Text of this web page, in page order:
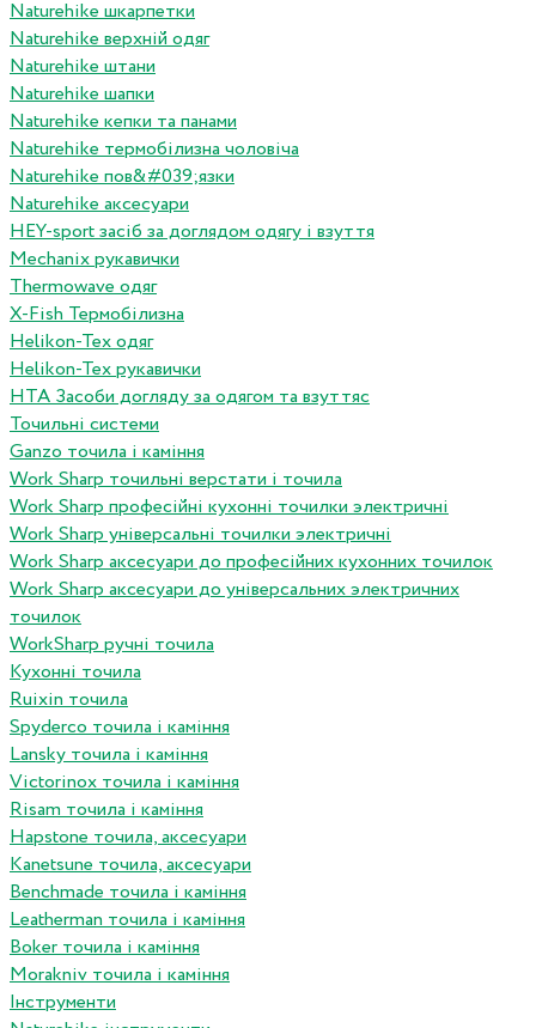
Naturehike шкарпетки
Naturehike верхній одяг
Naturehike штани
Naturehike шапки
Naturehike кепки та панами
Naturehike термобілизна чоловіча
Naturehike пов&#039;язки
Naturehike аксесуари
HEY-sport засіб за доглядом одягу і взуття
Mechanix рукавички
Thermowave одяг
X-Fish Термобілизна
Helikon-Tex одяг
Helikon-Tex рукавички
HTA Засоби догляду за одягом та взуттяс
Точильні системи
Ganzo точила і каміння
Work Sharp точильні верстати і точила
Work Sharp професiйнi кухоннi точилки электричнi
Work Sharp унiверсальнi точилки электричнi
Work Sharp аксесуари до професiйних кухонних точилок
Work Sharp аксесуари до унiверсальних электричних
точилок
WorkSharp ручні точила
Кухонні точила
Ruixin точила
Spyderco точила і каміння
Lansky точила і каміння
Victorinox точила і каміння
Risam точила і каміння
Hapstone точила, аксесуари
Kanetsune точила, аксесуари
Benchmade точила і каміння
Leatherman точила і каміння
Boker точила і каміння
Morakniv точила і каміння
Інструменти